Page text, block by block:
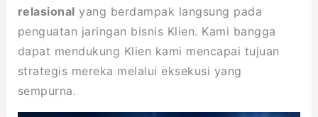
relasional yang berdampak langsung pada
penguatan jaringan bisnis Klien. Kami bangga
dapat mendukung Klien kami mencapai tujuan
strategis mereka melalui eksekusi yang
sempurna.